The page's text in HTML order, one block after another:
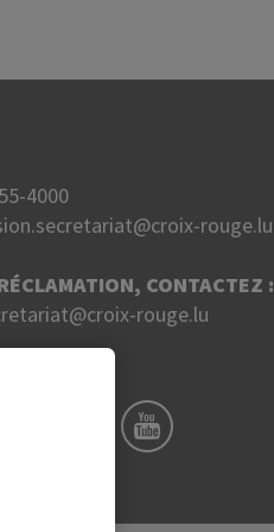
4000
rouge.lu
CONTACTEZ :
rouge.lu